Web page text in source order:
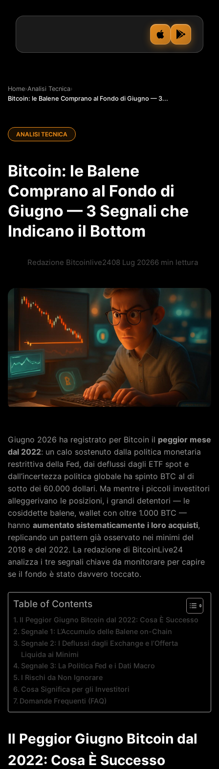
Home›Analisi Tecnica›
Bitcoin: le Balene Comprano al Fondo di Giugno — 3...
ANALISI TECNICA
Bitcoin: le Balene
Comprano al Fondo di
Giugno — 3 Segnali che
Indicano il Bottom
Redazione Bitcoinlive2408 Lug 20266 min lettura
Giugno 2026 ha registrato per Bitcoin il peggior mese
dal 2022: un calo sostenuto dalla politica monetaria
restrittiva della Fed, dai deflussi dagli ETF spot e
dall’incertezza politica globale ha spinto BTC al di
sotto dei 60.000 dollari. Ma mentre i piccoli investitori
alleggerivano le posizioni, i grandi detentori — le
cosiddette balene, wallet con oltre 1.000 BTC —
hanno aumentato sistematicamente i loro acquisti,
replicando un pattern già osservato nei minimi del
2018 e del 2022. La redazione di BitcoinLive24
analizza i tre segnali chiave da monitorare per capire
se il fondo è stato davvero toccato.
Table of Contents
Il Peggior Giugno Bitcoin dal 2022: Cosa È Successo
Segnale 1: L’Accumulo delle Balene on-Chain
Segnale 2: I Deflussi dagli Exchange e l’Offerta
Liquida ai Minimi
Segnale 3: La Politica Fed e i Dati Macro
I Rischi da Non Ignorare
Cosa Significa per gli Investitori
Domande Frequenti (FAQ)
Il Peggior Giugno Bitcoin dal
2022: Cosa È Successo